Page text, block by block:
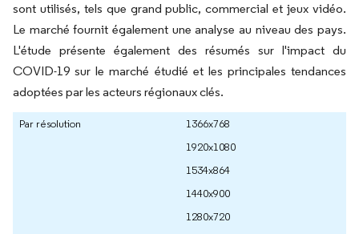
sont utilisés, tels que grand public, commercial et jeux vidéo.
Le marché fournit également une analyse au niveau des pays.
L'étude présente également des résumés sur l'impact du
COVID-19 sur le marché étudié et les principales tendances
adoptées par les acteurs régionaux clés.
Par résolution
1366x768
1920x1080
1534x864
1440x900
1280x720